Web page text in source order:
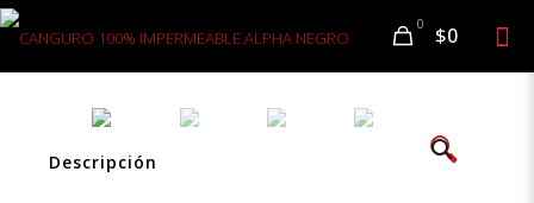
0 $0
🔍
Descripción